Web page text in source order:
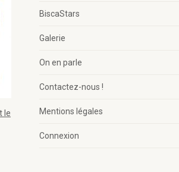
le
BiscaStars
Galerie
On en parle
Contactez-nous !
Mentions légales
Connexion